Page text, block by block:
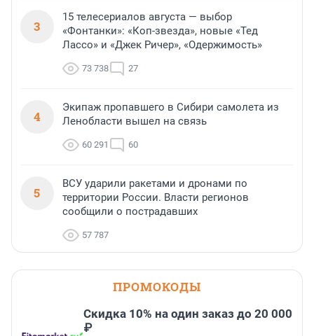
3
15 телесериалов августа — выбор
«Фонтанки»: «Коп-звезда», новые «Тед
Лассо» и «Джек Ричер», «Одержимость»
73 738 27
4
Экипаж пропавшего в Сибири самолета из
Ленобласти вышел на связь
60 291 60
5
ВСУ ударили ракетами и дронами по
территории России. Власти регионов
сообщили о пострадавших
57 787
ПРОМОКОДЫ
Скидка 10% на один заказ до 20 000
₽